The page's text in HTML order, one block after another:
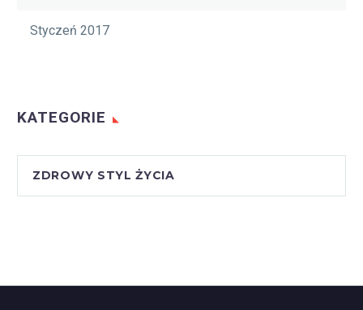
Styczeń 2017
KATEGORIE
ZDROWY STYL ŻYCIA